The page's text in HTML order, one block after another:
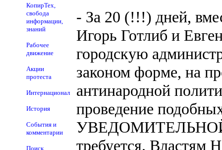
КопирТех,
свобода
информации,
знаний
Рабочее
движение
Акции
протеста
Интернационал
История
События и
комментарии
Поиск
- За 20 (!!!) дней,
Игорь Готлиб и
городскую
законом форме, на
антинародной
проведение
УВЕДОМИТЕЛЬНОЙ
требуется.